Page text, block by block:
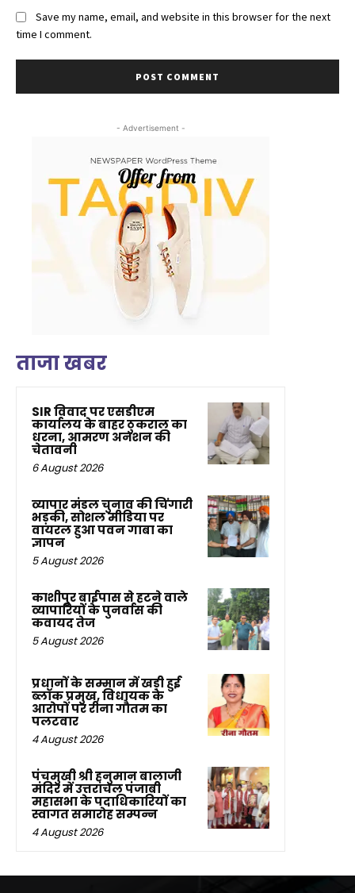
Save my name, email, and website in this browser for the next
time I comment.
- Advertisement -
ताजा खबर
SIR विवाद पर एसडीएम
कार्यालय के बाहर ठुकराल का
धरना, आमरण अनशन की
चेतावनी
6 August 2026
व्यापार मंडल चुनाव की चिंगारी
भड़की, सोशल मीडिया पर
वायरल हुआ पवन गाबा का
ज्ञापन
5 August 2026
काशीपुर बाईपास से हटने वाले
व्यापारियों के पुनर्वास की
कवायद तेज
5 August 2026
प्रधानों के सम्मान में खड़ी हुई
ब्लॉक प्रमुख, विधायक के
आरोपों पर रीना गौतम का
पलटवार
4 August 2026
पंचमुखी श्री हनुमान बालाजी
मंदिर में उत्तरांचल पंजाबी
महासभा के पदाधिकारियों का
स्वागत समारोह सम्पन्न
4 August 2026